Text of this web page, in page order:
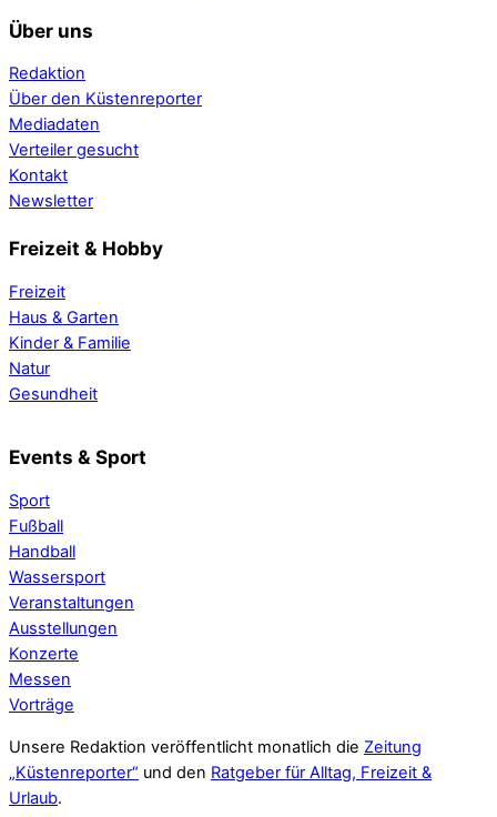
Über uns
Redaktion
Über den Küstenreporter
Mediadaten
Verteiler gesucht
Kontakt
Newsletter
Freizeit & Hobby
Freizeit
Haus & Garten
Kinder & Familie
Natur
Gesundheit
Events & Sport
Sport
Fußball
Handball
Wassersport
Veranstaltungen
Ausstellungen
Konzerte
Messen
Vorträge
Unsere Redaktion veröffentlicht monatlich die Zeitung
„Küstenreporter“ und den Ratgeber für Alltag, Freizeit &
Urlaub.